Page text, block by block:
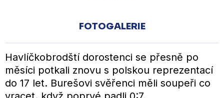
FOTOGALERIE
Havlíčkobrodští dorostenci se přesně po
měsíci potkali znovu s polskou reprezentací
do 17 let. Burešovi svěřenci měli soupeři co